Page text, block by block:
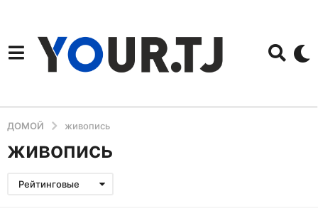
ДОМОЙ живопись
живопись
Рейтинговые